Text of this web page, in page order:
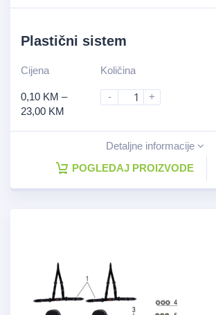
Plastični sistem
Cijena
0,10 KM –
23,00 KM
Količina
- +
Detaljne informacije
POGLEDAJ PROIZVODE